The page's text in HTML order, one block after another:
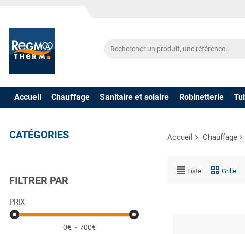
Accueil Chauffage Sanitaire et solaire Robinetterie
CATÉGORIES
FILTRER PAR
PRIX
0€ - 700€
Accueil Chauffage
Liste Grille